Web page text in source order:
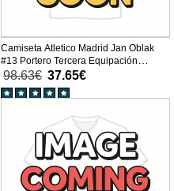
Camiseta Atletico Madrid Jan Oblak
#13 Portero Tercera Equipación
Replica 2025-26 para niños mangas
largas (+ Pantalones cortos)
98.63€ 37.65€